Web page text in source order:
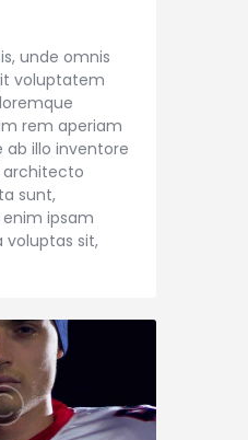
unde omnis
voluptatem
rem aperiam
ab illo inventore
architecto
sunt,
ipsam
voluptas sit,